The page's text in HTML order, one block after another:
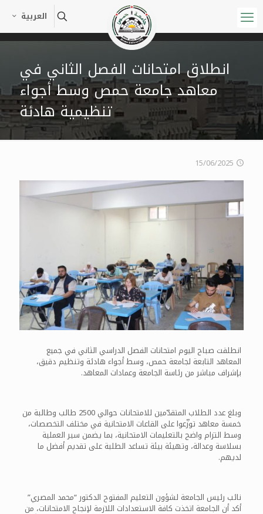
العربية
انطلاق امتحانات الفصل الثاني في
معاهد جامعة حمص وسط أجواء
تنظيمية هادئة
15/06/2025
انطلقت صباح اليوم امتحانات الفصل الدراسي الثاني في جميع
المعاهد التابعة لجامعة حمص، وسط أجواء هادئة وتنظيم دقيق،
بإشراف مباشر من رئاسة الجامعة وعمادات المعاهد.
وبلغ عدد الطلاب المتقدّمين للامتحانات حوالي 2500 طالب وطالبة من
خمسة معاهد توزّعوا على القاعات الامتحانية في مختلف التخصصات،
وسط التزام واضح بالتعليمات الامتحانية، بما يضمن سير العملية
بسلاسة وعدالة، وتهيئة بيئة تساعد الطلبة على تقديم أفضل ما
لديهم.
نائب رئيس الجامعة لشؤون التعليم المفتوح الدكتور “محمد المصري”
أكد أن الجامعة اتخذت كافة الاستعدادات اللازمة لإنجاح الامتحانات، من